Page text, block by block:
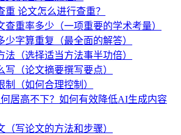
重 论文怎么进行查重？
查重率多少（一项重要的学术考量）
少字算重复（最全面的解答）
法（选择适当方法事半功倍）
写（论文摘要撰写要点）
制（如何合理控制）
居高不下？如何有效降低AI生成内容
（写论文的方法和步骤）